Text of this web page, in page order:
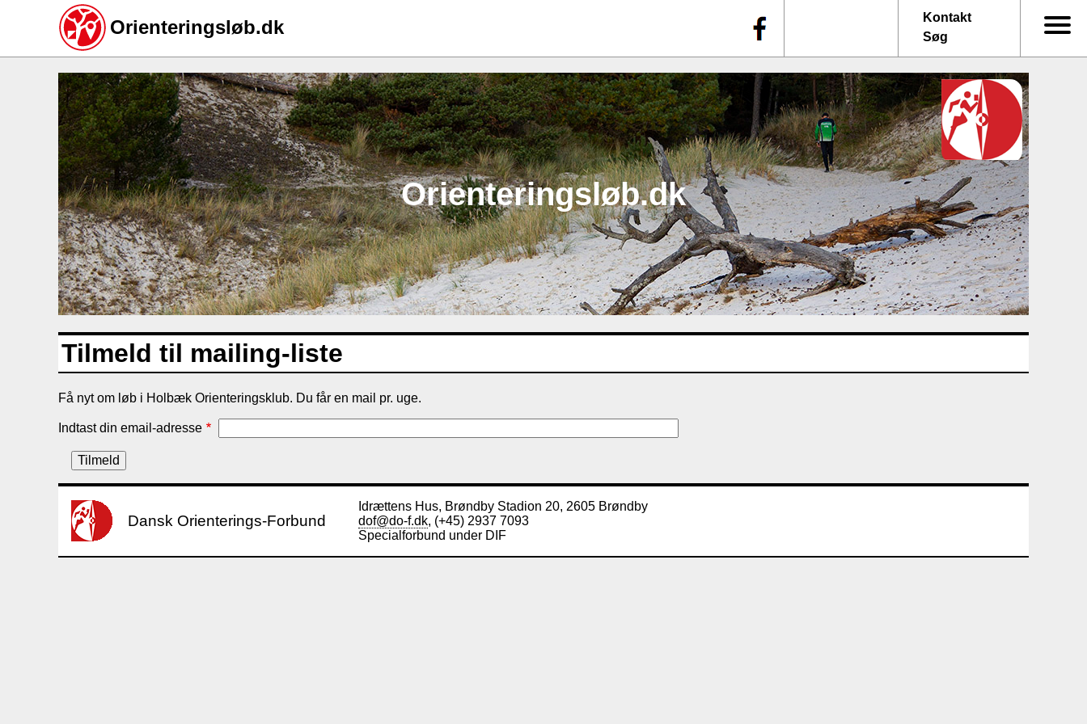
Gå
til
hovedindhold
Orienteringsløb.dk
Kontakt
Søg
Orienteringsløb.dk
Tilmeld til mailing-liste
Få nyt om løb i Holbæk Orienteringsklub. Du får en mail pr. uge.
Indtast din email-adresse
Dansk Orienterings-Forbund
Idrættens Hus, Brøndby Stadion 20, 2605 Brøndby
dof@do-f.dk, (+45) 2937 7093
Specialforbund under DIF